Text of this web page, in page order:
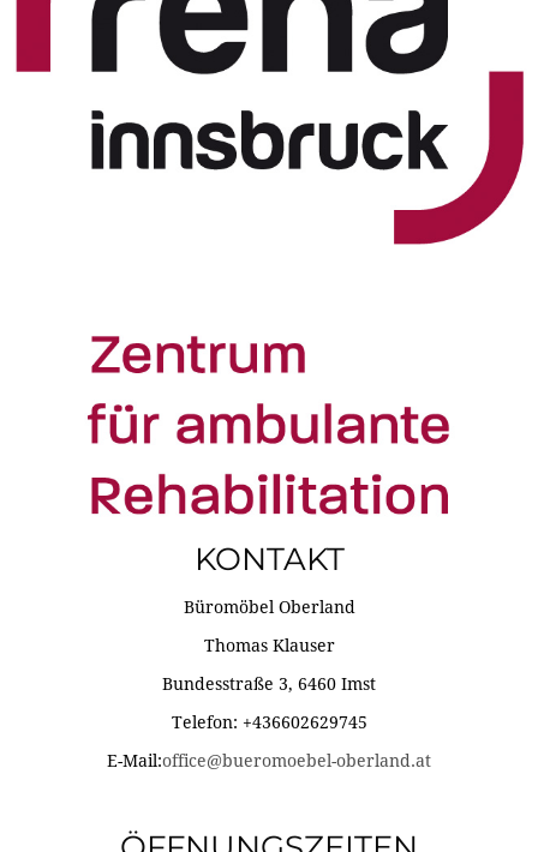
KONTAKT
Büromöbel Oberland
Thomas Klauser
Bundesstraße 3, 6460 Imst
Telefon: +436602629745
E-Mail:office@bueromoebel-oberland.at